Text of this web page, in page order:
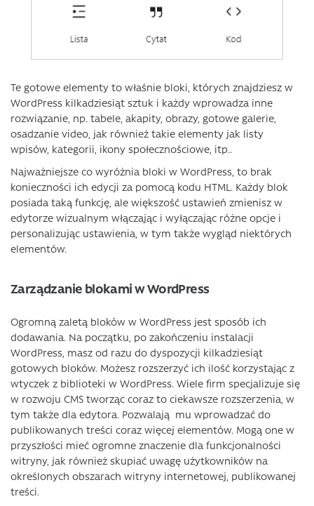
Te gotowe elementy to właśnie bloki, których znajdziesz w
WordPress kilkadziesiąt sztuk i każdy wprowadza inne
rozwiązanie, np. tabele, akapity, obrazy, gotowe galerie,
osadzanie video, jak również takie elementy jak listy
wpisów, kategorii, ikony społecznościowe, itp..
Najważniejsze co wyróżnia bloki w WordPress, to brak
konieczności ich edycji za pomocą kodu HTML. Każdy blok
posiada taką funkcję, ale większość ustawień zmienisz w
edytorze wizualnym włączając i wyłączając różne opcje i
personalizując ustawienia, w tym także wygląd niektórych
elementów.
Zarządzanie blokami w WordPress
Ogromną zaletą bloków w WordPress jest sposób ich
dodawania. Na początku, po zakończeniu instalacji
WordPress, masz od razu do dyspozycji kilkadziesiąt
gotowych bloków. Możesz rozszerzyć ich ilość korzystając z
wtyczek z biblioteki w WordPress. Wiele firm specjalizuje się
w rozwoju CMS tworząc coraz to ciekawsze rozszerzenia, w
tym także dla edytora. Pozwalają mu wprowadzać do
publikowanych treści coraz więcej elementów. Mogą one w
przyszłości mieć ogromne znaczenie dla funkcjonalności
witryny, jak również skupiać uwagę użytkowników na
określonych obszarach witryny internetowej, publikowanej
treści.